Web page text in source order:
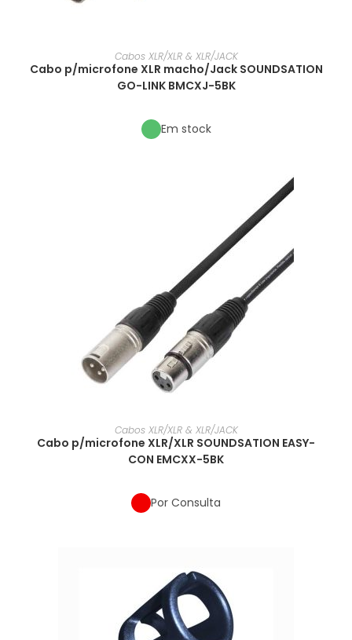
Cabos XLR/XLR & XLR/JACK
Cabo p/microfone XLR macho/Jack SOUNDSATION
GO-LINK BMCXJ-5BK
Em stock
Cabos XLR/XLR & XLR/JACK
Cabo p/microfone XLR/XLR SOUNDSATION EASY-
CON EMCXX-5BK
Por Consulta